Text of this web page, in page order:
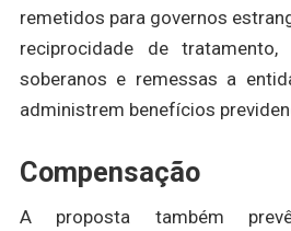
remetidos para governos
reciprocidade de
soberanos e remessas a
administrem benefícios
Compensação
A proposta também